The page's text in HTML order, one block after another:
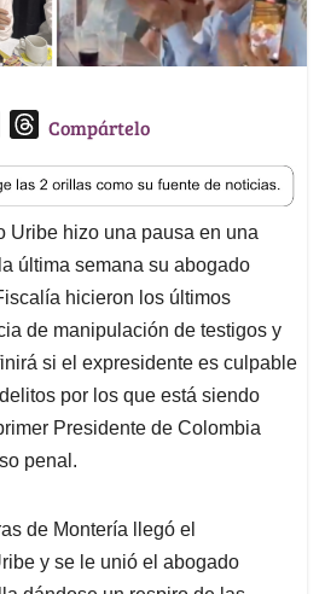
a
i
l
T
r
e
a
d
s
Compártelo
Uribe hizo una pausa en una
última semana su abogado
hicieron los últimos
de manipulación de testigos y
si el expresidente es culpable
por los que está siendo
Presidente de Colombia
penal.
de Montería llegó el
y se le unió el abogado